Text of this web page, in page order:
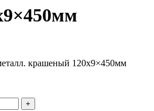
крашеный 120х9×450мм